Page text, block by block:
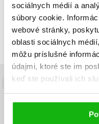
sociálnych médií a
súbory cookie.
webové stránky,
oblasti sociálnych
môžu príslušné
údajmi, ktoré ste im
keď ste používali ich
Zobrazujem 1 až 1 z
Budete to vedieť
výhodná zľava, aká beží